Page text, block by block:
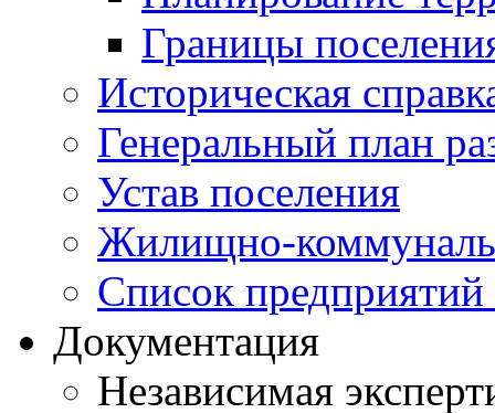
Границы
Историческая
Генеральный план
Устав поселения
Жилищно-
Список предприятий
Документация
Независимая